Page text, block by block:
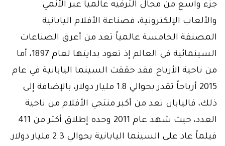
جزء واسع من مجال الترفيه عالمياً عبر الأنمي
والألعاب الإلكترونية، فصناعة الأفلام اليابانية
المصنفة الخامسة عالمياً تعد من أعرق الصناعات
السينمائية في العالم إذ تعود بدايتها لعام 1897، أما
من ناحية الأرباح فقد حققت السينما اليابانية في عام
2015 أرباحاً تقدر بحوالي 1.8 مليار دولار، بالإضافة إلى
ذلك، فاليابان تعد من أكبر منتجي الأفلام من ناحية
العدد، حيث شهد عام 2011 وحده إطلاق أكثر من 411
فيلماً عاد على السينما اليابانية بحوالي 2.3 مليار دولار.